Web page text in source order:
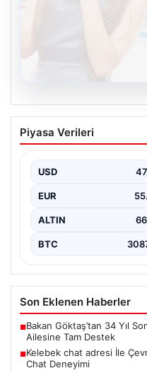
08.08.2026
Kelebek chat
İletişimin Güvenli
Sanal çağında
Piyasa Verileri
USD
EUR
ALTIN
BTC
Son Eklenen Haberler
■Bakan Göktaş’tan 34 Yıl
Ailesine Tam Destek
■Kelebek chat adresi İle
Chat Deneyimi